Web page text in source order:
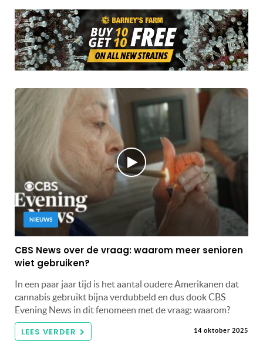
NIEUWS
CBS News over de vraag: waarom meer senioren
wiet gebruiken?
In een paar jaar tijd is het aantal oudere Amerikanen dat
cannabis gebruikt bijna verdubbeld en dus dook CBS
Evening News in dit fenomeen met de vraag: waarom?
LEES VERDER 14 oktober 2025